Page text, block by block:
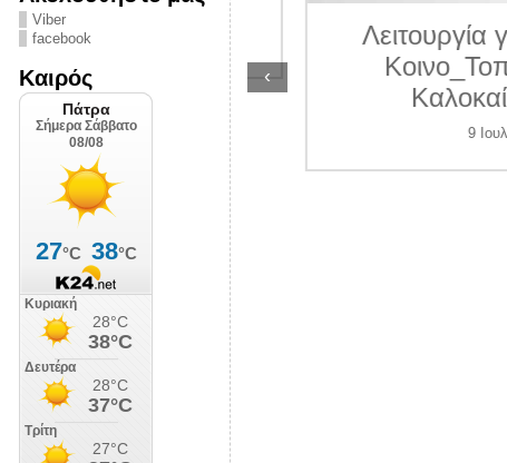
Viber
facebook
Καιρός
Ιουλίου 2026
Λειτουργία
Κοινο_Τοπίας
Καλοκαίρι
9 Ιουλίου 2026
‹